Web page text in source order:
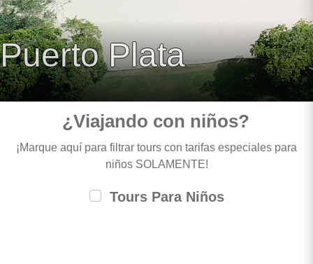
Puerto Plata
¿Viajando con niños?
¡Marque aquí para filtrar tours con tarifas especiales para
niños SOLAMENTE!
Tours Para Niños